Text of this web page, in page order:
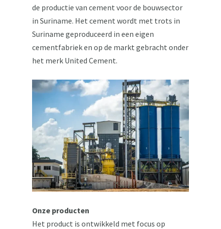
de productie van cement voor de bouwsector
in Suriname. Het cement wordt met trots in
Suriname geproduceerd in een eigen
cementfabriek en op de markt gebracht onder
het merk United Cement.
Onze producten
Het product is ontwikkeld met focus op